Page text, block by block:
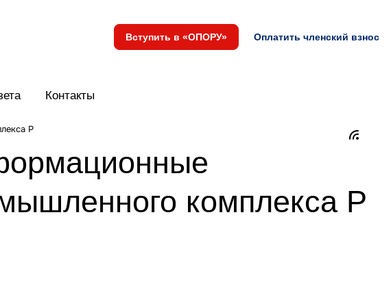
Вступить в «ОПОРУ» Оплатить членский взнос
Контакты
Р
комплекса Р